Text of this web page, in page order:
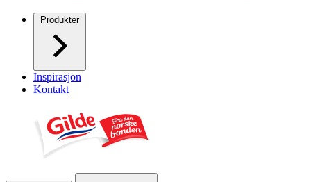
Produkter
Inspirasjon
Kontakt